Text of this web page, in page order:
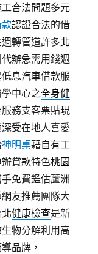
合法問題多元
款認證合法的借
轉管道許多北
辦急需用錢週
息汽車借款服
中心之全身健
務支客票貼現
受在地人喜愛
神明桌藉自有工
貸款特色桃園
免費鑑估蘆洲
友推薦團隊大
北健康檢查是新
物分解利用高
品牌，